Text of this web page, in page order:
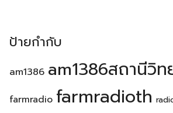
ป้ายกำกับ
am1386 am1386สถานีวิท
farmradio farmradioth